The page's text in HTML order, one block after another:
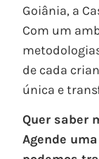
Goiânia, a
Com um
de cada
única e
Quer saber
Agende